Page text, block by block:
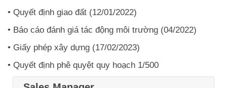
• Quyết định giao đất (12/01/2022)
• Báo cáo đánh giá tác động môi trường (04/2022)
• Giấy phép xây dựng (17/02/2023)
• Quyết định phê quyệt quy hoạch 1/500